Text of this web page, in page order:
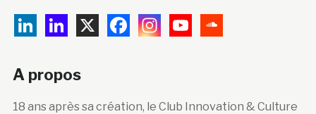
A propos
18 ans après sa création, le Club Innovation & Culture